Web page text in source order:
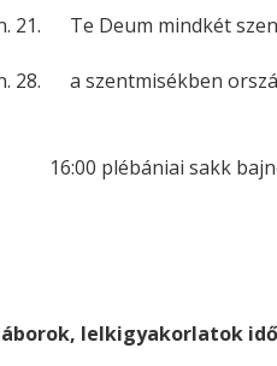
21. Te Deum mindkét
28. a szentmisékben
plébániai sakk
lelkigyakorlatok